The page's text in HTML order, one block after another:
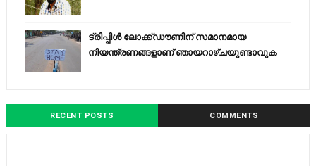
ട്രിപ്പിള്‍ ലോക്ക്ഡൗണിന് സമാനമായ
നിയന്ത്രണങ്ങളാണ് ഞായറാഴ്ചയുണ്ടാവുക
RECENT POSTS COMMENTS